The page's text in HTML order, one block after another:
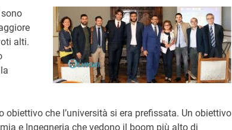
alti.
che l’università si era prefissata. Un obiettivo
e Ingegneria che vedono il boom più alto di